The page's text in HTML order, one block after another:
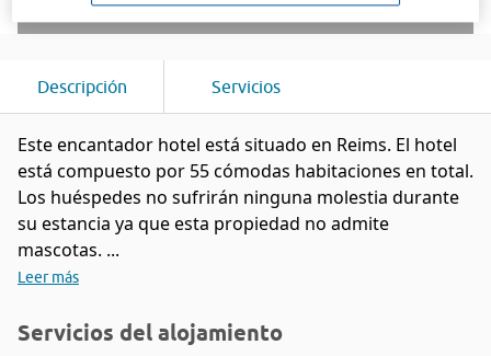
Descripción Servicios
Este encantador hotel está situado en Reims. El hotel
está compuesto por 55 cómodas habitaciones en total.
Los huéspedes no sufrirán ninguna molestia durante
su estancia ya que esta propiedad no admite
mascotas. ...
Leer más
Servicios del alojamiento